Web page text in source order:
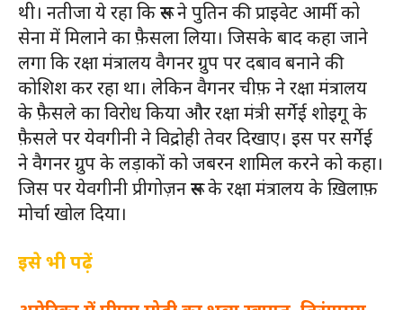
थी। नतीजा ये रहा कि रूस ने पुतिन की प्राइवेट आर्मी को
सेना में मिलाने का फ़ैसला लिया। जिसके बाद कहा जाने
लगा कि रक्षा मंत्रालय वैगनर ग्रुप पर दबाव बनाने की
कोशिश कर रहा था। लेकिन वैगनर चीफ़ ने रक्षा मंत्रालय
के फ़ैसले का विरोध किया और रक्षा मंत्री सर्गेई शोइगू के
फ़ैसले पर येवगीनी ने विद्रोही तेवर दिखाए। इस पर सर्गेई
ने वैगनर ग्रुप के लड़ाकों को जबरन शामिल करने को कहा।
जिस पर येवगीनी प्रीगोज़न रूस के रक्षा मंत्रालय के ख़िलाफ़
मोर्चा खोल दिया।
इसे भी पढ़ें